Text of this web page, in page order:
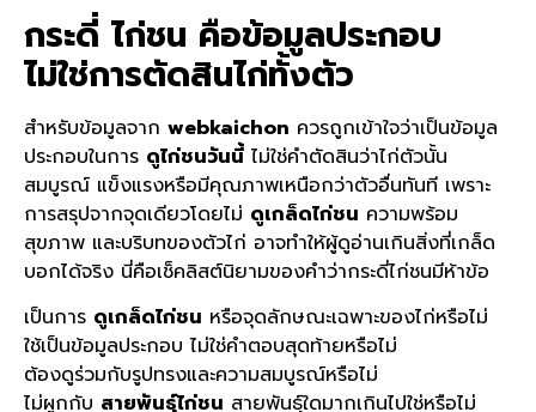
กระดี่ ไก่ชน คือข้อมูลประกอบ
ไม่ใช่การตัดสินไก่ทั้งตัว
สำหรับข้อมูลจาก webkaichon ควรถูกเข้าใจว่าเป็นข้อมูล
ประกอบในการ ดูไก่ชนวันนี้ ไม่ใช่คำตัดสินว่าไก่ตัวนั้น
สมบูรณ์ แข็งแรงหรือมีคุณภาพเหนือกว่าตัวอื่นทันที เพราะ
การสรุปจากจุดเดียวโดยไม่ ดูเกล็ดไก่ชน ความพร้อม
สุขภาพ และบริบทของตัวไก่ อาจทำให้ผู้ดูอ่านเกินสิ่งที่เกล็ด
บอกได้จริง นี่คือเช็คลิสต์นิยามของคำว่ากระดี่ไก่ชนมีห้าข้อ
เป็นการ ดูเกล็ดไก่ชน หรือจุดลักษณะเฉพาะของไก่หรือไม่
ใช้เป็นข้อมูลประกอบ ไม่ใช่คำตอบสุดท้ายหรือไม่
ต้องดูร่วมกับรูปทรงและความสมบูรณ์หรือไม่
ไม่ผูกกับ สายพันธุ์ไก่ชน สายพันธุ์ใดมากเกินไปใช่หรือไม่